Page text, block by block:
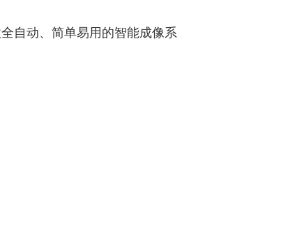
自动、简单易用的智能成像系